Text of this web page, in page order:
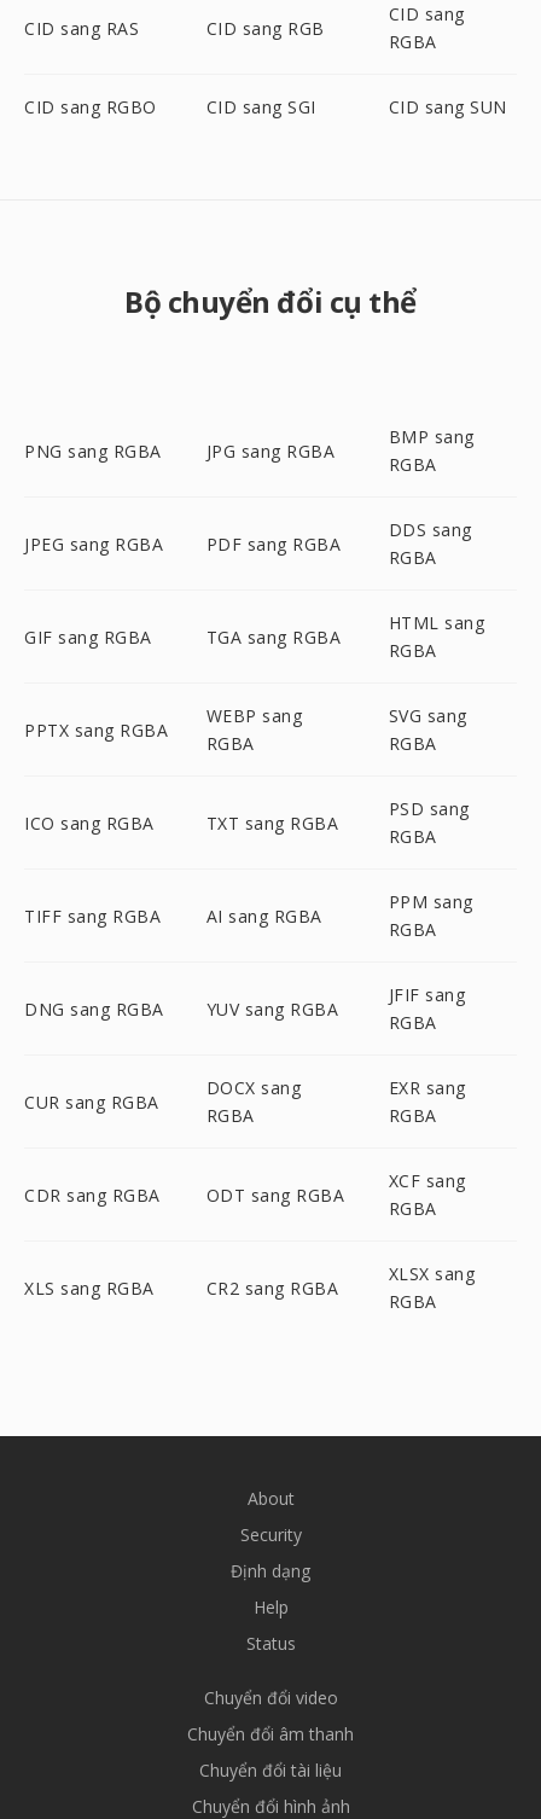
CID sang RAS CID sang RGB
CID sang
RGBA
CID sang RGBO CID sang SGI CID sang SUN
Bộ chuyển đổi cụ thể
PNG sang RGBA JPG sang RGBA
BMP sang
RGBA
JPEG sang RGBA PDF sang RGBA
DDS sang
RGBA
GIF sang RGBA TGA sang RGBA
HTML sang
RGBA
PPTX sang RGBA
WEBP sang
RGBA
SVG sang
RGBA
ICO sang RGBA TXT sang RGBA
PSD sang
RGBA
TIFF sang RGBA AI sang RGBA
PPM sang
RGBA
DNG sang RGBA YUV sang RGBA
JFIF sang
RGBA
CUR sang RGBA
DOCX sang
RGBA
EXR sang
RGBA
CDR sang RGBA ODT sang RGBA
XCF sang
RGBA
XLS sang RGBA CR2 sang RGBA
XLSX sang
RGBA
About
Security
Định dạng
Help
Status
Chuyển đổi video
Chuyển đổi âm thanh
Chuyển đổi tài liệu
Chuyển đổi hình ảnh